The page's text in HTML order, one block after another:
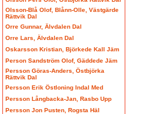
Olsson-Blå Olof, Blånn-Olle, Västgärde
Rättvik Dal
Orre Gunnar, Älvdalen Dal
Orre Lars, Älvdalen Dal
Oskarsson Kristian, Björkede Kall Jäm
Person Sandström Olof, Gäddede Jäm
Persson Göras-Anders, Östbjörka
Rättvik Dal
Persson Erik Östloning Indal Med
Persson Långbacka-Jan, Rasbo Upp
Persson Jon Pusten, Rogsta Häl